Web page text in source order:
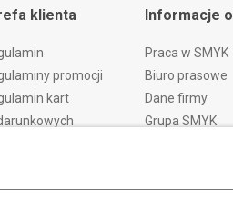
klienta
promocji
kart
Informacje
Praca w SMYK
Biuro prasowe
Dane firmy
Grupa SMYK
Akt o